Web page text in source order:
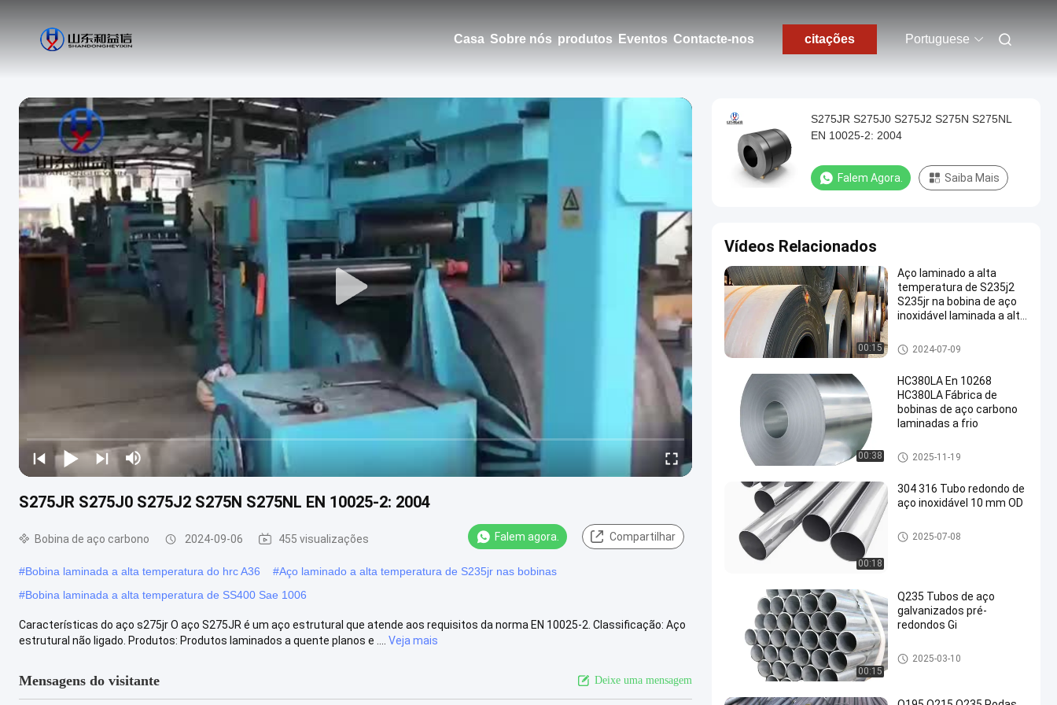
Casa Sobre nós produtos Eventos Contacte-nos citações Portuguese
S275JR S275J0 S275J2 S275N S275NL EN 10025-2: 2004
Bobina de aço carbono 2024-09-06 455 visualizações Falem agora. Compartilhar
#Bobina laminada a alta temperatura do hrc A36 #Aço laminado a alta temperatura de S235jr nas bobinas
#Bobina laminada a alta temperatura de SS400 Sae 1006
Características do aço s275jr O aço S275JR é um aço estrutural que atende aos requisitos da norma EN 10025-2. Classificação: Aço
estrutural não ligado. Produtos: Produtos laminados a quente planos e ....
Veja mais
Mensagens do visitante Deixe uma mensagem
S275JR S275J0 S275J2 S275N S275NL
EN 10025-2: 2004
Falem Agora. Saiba Mais
Vídeos Relacionados
00:15
Aço laminado a alta
temperatura de S235j2
S235jr na bobina de aço
inoxidável laminada a alta
bobinas 610mm
Bobina de aço carbono
2024-07-09
00:38
HC380LA En 10268
HC380LA Fábrica de
bobinas de aço carbono
laminadas a frio
Bobina de aço carbono
2025-11-19
00:18
304 316 Tubo redondo de
aço inoxidável 10 mm OD
Tubos de aço carbono
2025-07-08
00:15
Q235 Tubos de aço
galvanizados pré-
redondos Gi
Tubo galvanizado da tubulaçã
o de aço
2025-03-10